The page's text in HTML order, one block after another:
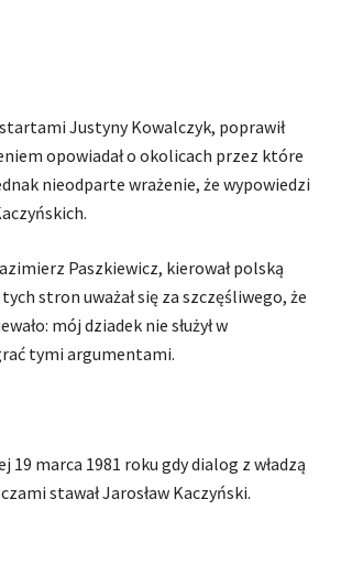
Justyny Kowalczyk, poprawił
opowiadał o okolicach przez które
nieodparte wrażenie, że wypowiedzi
Paszkiewicz, kierował polską
stron uważał się za szczęśliwego, że
mój dziadek nie służył w
tymi argumentami.
19 marca 1981 roku gdy dialog z władzą
stawał Jarosław Kaczyński.